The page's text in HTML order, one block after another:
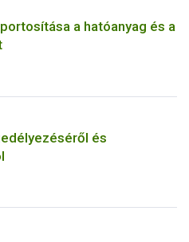
a hatóanyag és a
és